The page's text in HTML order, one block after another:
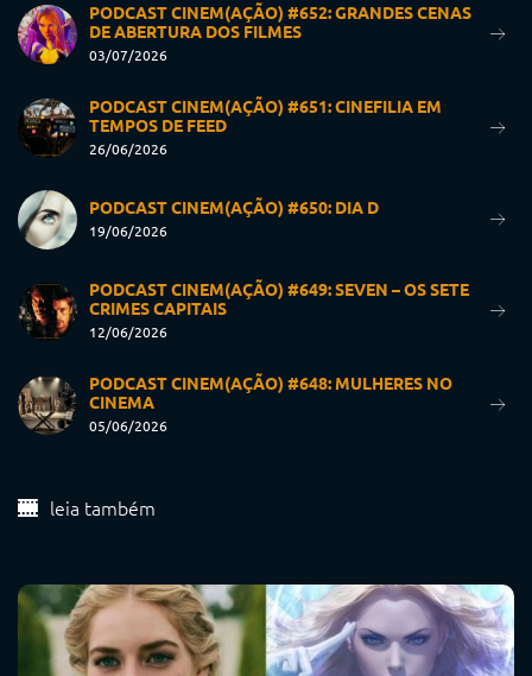
PODCAST CINEM(AÇÃO) #652: GRANDES CENAS
DE ABERTURA DOS FILMES
03/07/2026
PODCAST CINEM(AÇÃO) #651: CINEFILIA EM
TEMPOS DE FEED
26/06/2026
PODCAST CINEM(AÇÃO) #650: DIA D
19/06/2026
PODCAST CINEM(AÇÃO) #649: SEVEN – OS SETE
CRIMES CAPITAIS
12/06/2026
PODCAST CINEM(AÇÃO) #648: MULHERES NO
CINEMA
05/06/2026
leia também